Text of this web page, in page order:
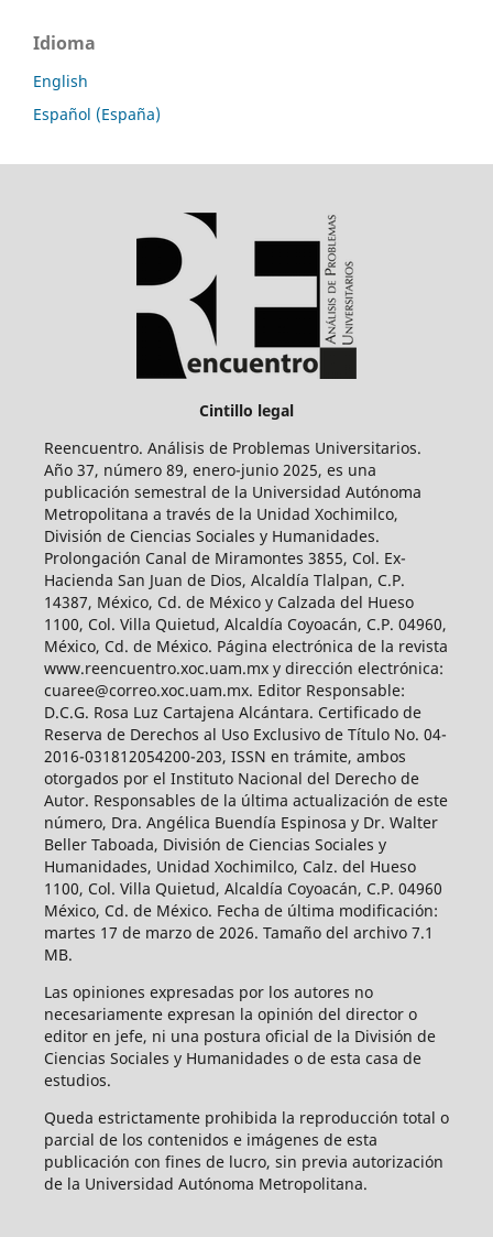
Idioma
English
Español (España)
Cintillo legal
Reencuentro. Análisis de Problemas Universitarios.
Año 37, número 89, enero-junio 2025, es una
publicación semestral de la Universidad Autónoma
Metropolitana a través de la Unidad Xochimilco,
División de Ciencias Sociales y Humanidades.
Prolongación Canal de Miramontes 3855, Col. Ex-
Hacienda San Juan de Dios, Alcaldía Tlalpan, C.P.
14387, México, Cd. de México y Calzada del Hueso
1100, Col. Villa Quietud, Alcaldía Coyoacán, C.P. 04960,
México, Cd. de México. Página electrónica de la revista
www.reencuentro.xoc.uam.mx y dirección electrónica:
cuaree@correo.xoc.uam.mx. Editor Responsable:
D.C.G. Rosa Luz Cartajena Alcántara. Certificado de
Reserva de Derechos al Uso Exclusivo de Título No. 04-
2016-031812054200-203, ISSN en trámite, ambos
otorgados por el Instituto Nacional del Derecho de
Autor. Responsables de la última actualización de este
número, Dra. Angélica Buendía Espinosa y Dr. Walter
Beller Taboada, División de Ciencias Sociales y
Humanidades, Unidad Xochimilco, Calz. del Hueso
1100, Col. Villa Quietud, Alcaldía Coyoacán, C.P. 04960
México, Cd. de México. Fecha de última modificación:
martes 17 de marzo de 2026. Tamaño del archivo 7.1
MB.
Las opiniones expresadas por los autores no
necesariamente expresan la opinión del director o
editor en jefe, ni una postura oficial de la División de
Ciencias Sociales y Humanidades o de esta casa de
estudios.
Queda estrictamente prohibida la reproducción total o
parcial de los contenidos e imágenes de esta
publicación con fines de lucro, sin previa autorización
de la Universidad Autónoma Metropolitana.